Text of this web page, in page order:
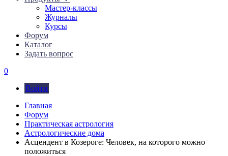
Мастер-классы
Журналы
Курсы
Форум
Каталог
Задать вопрос
0
Войти
Главная
Форум
Практическая астрология
Астрологические дома
Асцендент в Козероге: Человек, на которого можно
положиться